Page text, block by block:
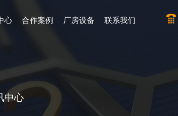
心 合作案例 厂房设备 联系我们
中心